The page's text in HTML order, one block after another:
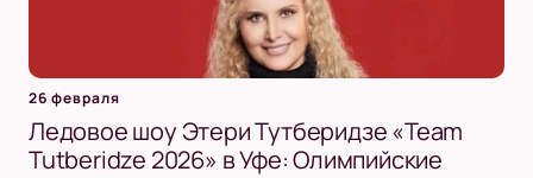
26 февраля
Ледовое шоу Этери Тутберидзе «Team
Tutberidze 2026» в Уфе: Олимпийские